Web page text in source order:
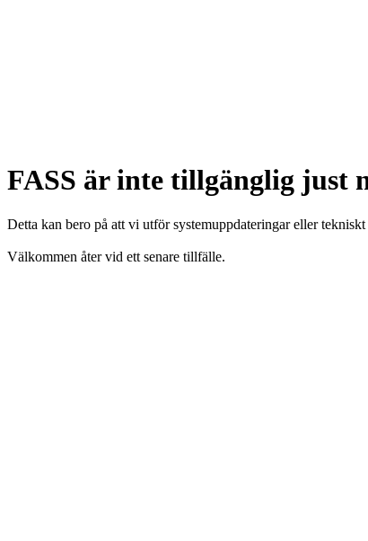
FASS är inte tillgänglig just
Detta kan bero på att vi utför systemuppdateringar eller
Välkommen åter vid ett senare tillfälle.